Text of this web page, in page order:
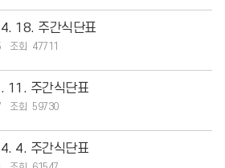
18. 주간식단표
47711
주간식단표
59730
4. 주간식단표